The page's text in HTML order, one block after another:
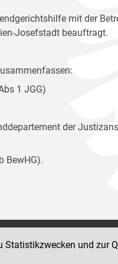
mit der
Josefstadt beauftragt.
1 JGG)
der
BewHG).
Impressum
Statistikzwecken und zur